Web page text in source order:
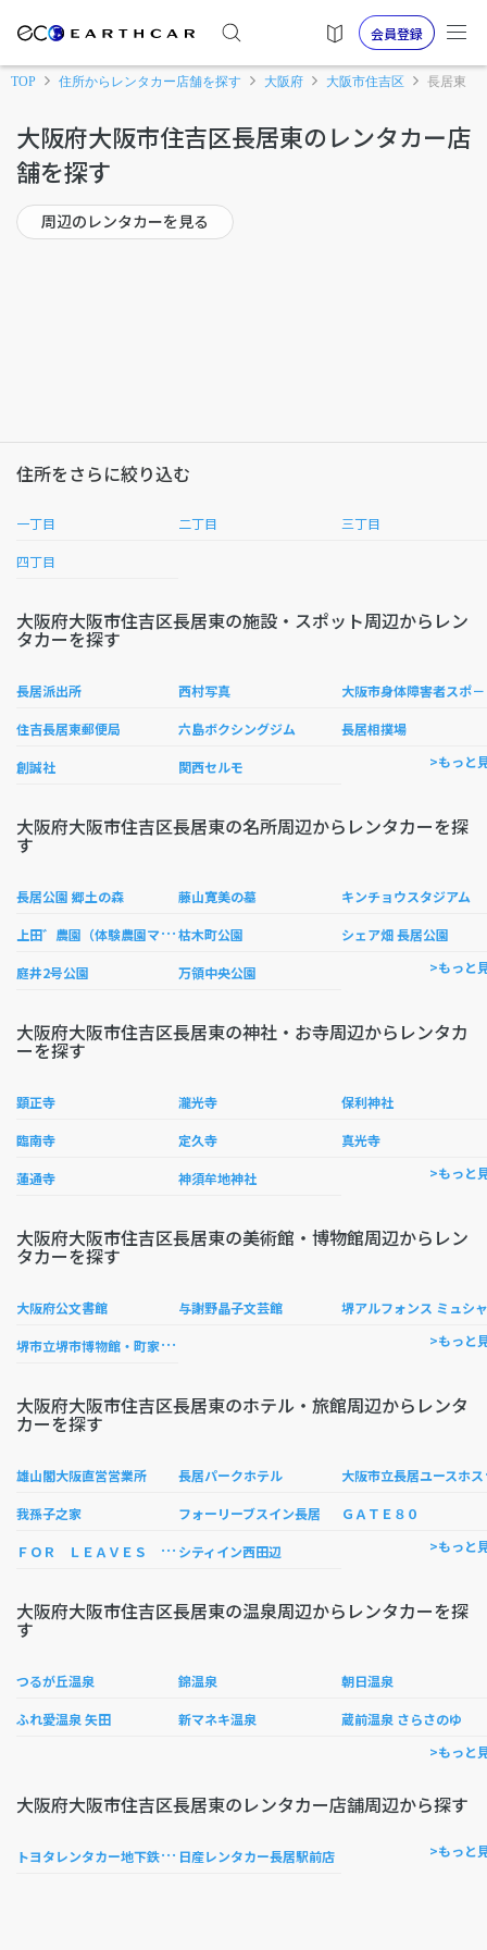
会員登録
TOP 住所からレンタカー店舗を探す 大阪府 大阪市住吉区 長居東
大阪府大阪市住吉区長居東のレンタカー店
舗を探す
周辺のレンタカーを見る
住所をさらに絞り込む
一丁目 二丁目 三丁目
四丁目
大阪府大阪市住吉区長居東の施設・スポット周辺からレン
タカーを探す
長居派出所 西村写真
住吉長居東郵便局 六島ボクシングジム 長居相撲場
創誠社 関西セルモ >もっと
大阪府大阪市住吉区長居東の名所周辺からレンタカーを探
す
長居公園 郷土の森 藤山寛美の墓 キンチョウスタジアム
上
田゛農園（体験農園マイファーム）枯木町公園 シェア畑 長居公園
庭井2号公園 万領中央公園 >もっと
大阪府大阪市住吉区長居東の神社・お寺周辺からレンタカ
ーを探す
顕正寺 瀧光寺 保利神社
臨南寺 定久寺 真光寺
蓮通寺 神須牟地神社 >もっと
大阪府大阪市住吉区長居東の美術館・博物館周辺からレン
タカーを探す
大阪府公文書館 与謝野晶子文芸館 堺アルフォンス ミュシ
堺
市立堺市博物館・町家歴史館山口家住宅 >もっと
大阪府大阪市住吉区長居東のホテル・旅館周辺からレンタ
カーを探す
雄山閣大阪直営営業所 長居パークホテル
我孫子之家 フォーリーブスイン長居 ＧＡＴＥ８０
Ｆ
ＯＲ ＬＥＡＶＥＳ ＩＮＮ 長居 シティイン西田辺 >もっと
大阪府大阪市住吉区長居東の温泉周辺からレンタカーを探
す
つるが丘温泉 錦温泉 朝日温泉
ふれ愛温泉 矢田 新マネキ温泉
蔵前温泉 さらさのゆ
>もっと
大阪府大阪市住吉区長居東のレンタカー店舗周辺から探す
ト
ヨタレンタカー地下鉄平野駅前 日産レンタカー長居駅前店 >もっと